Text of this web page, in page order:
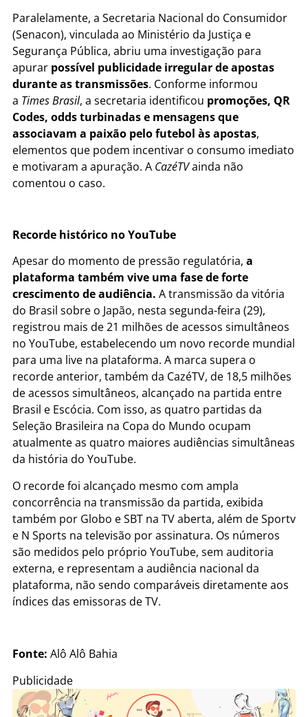
Paralelamente, a Secretaria Nacional do Consumidor
(Senacon), vinculada ao Ministério da Justiça e
Segurança Pública, abriu uma investigação para
apurar possível publicidade irregular de apostas
durante as transmissões. Conforme informou
a Times Brasil, a secretaria identificou promoções, QR
Codes, odds turbinadas e mensagens que
associavam a paixão pelo futebol às apostas,
elementos que podem incentivar o consumo imediato
e motivaram a apuração. A CazéTVainda não
comentou o caso.
Recorde histórico no YouTube
Apesar do momento de pressão regulatória, a
plataforma também vive uma fase de forte
crescimento de audiência. A transmissão da vitória
do Brasil sobre o Japão, nesta segunda-feira (29),
registrou mais de 21 milhões de acessos simultâneos
no YouTube, estabelecendo um novo recorde mundial
para uma live na plataforma. A marca supera o
recorde anterior, também da CazéTV, de 18,5 milhões
de acessos simultâneos, alcançado na partida entre
Brasil e Escócia. Com isso, as quatro partidas da
Seleção Brasileira na Copa do Mundo ocupam
atualmente as quatro maiores audiências simultâneas
da história do YouTube.
O recorde foi alcançado mesmo com ampla
concorrência na transmissão da partida, exibida
também por Globo e SBT na TV aberta, além de Sportv
e N Sports na televisão por assinatura. Os números
são medidos pelo próprio YouTube, sem auditoria
externa, e representam a audiência nacional da
plataforma, não sendo comparáveis diretamente aos
índices das emissoras de TV.
Fonte: Alô Alô Bahia
Publicidade